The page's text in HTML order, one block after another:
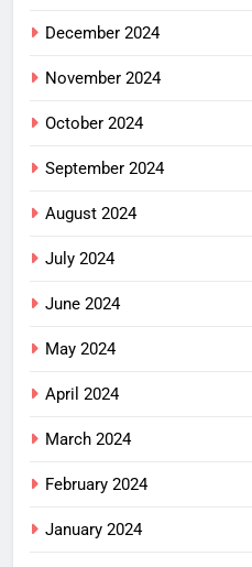
December 2024
November 2024
October 2024
September 2024
August 2024
July 2024
June 2024
May 2024
April 2024
March 2024
February 2024
January 2024